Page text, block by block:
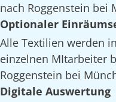
nach Roggenstein bei
Optionaler
Alle Textilien werden
einzelnen MItarbeiter
Roggenstein bei
Digitale Auswertung